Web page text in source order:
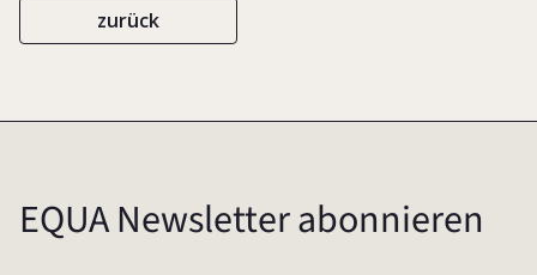
zurück
EQUA Newsletter abonnieren